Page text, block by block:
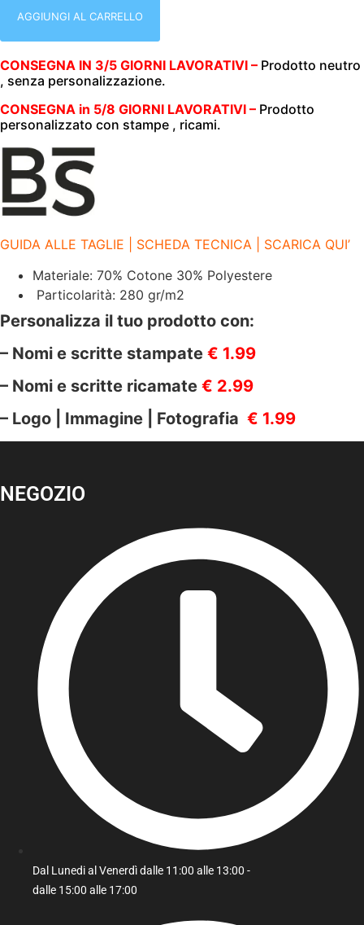
ZIP
RAGLAN
|
BS
280
GR/M2
|
BS330
WHITE
3XL-
quantità
AGGIUNGI AL CARRELLO
CONSEGNA IN 3/5 GIORNI LAVORATIVI – Prodotto neutro
, senza personalizzazione.
CONSEGNA in 5/8 GIORNI LAVORATIVI – Prodotto
personalizzato con stampe , ricami.
GUIDA ALLE TAGLIE | SCHEDA TECNICA | SCARICA QUI’
Materiale: 70% Cotone 30% Polyestere
Particolarità: 280 gr/m2
Personalizza il tuo prodotto con:
– Nomi e scritte stampate € 1.99
– Nomi e scritte ricamate € 2.99
– Logo | Immagine | Fotografia € 1.99
NEGOZIO
Dal Lunedi al Venerdì dalle 11:00 alle 13:00 -
dalle 15:00 alle 17:00